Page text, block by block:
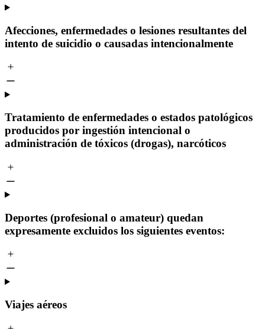
Afecciones, enfermedades o lesiones resultantes del
intento de suicidio o causadas intencionalmente
Tratamiento de enfermedades o estados patológicos
producidos por ingestión intencional o
administración de tóxicos (drogas), narcóticos
Deportes (profesional o amateur) quedan
expresamente excluidos los siguientes eventos:
Viajes aéreos